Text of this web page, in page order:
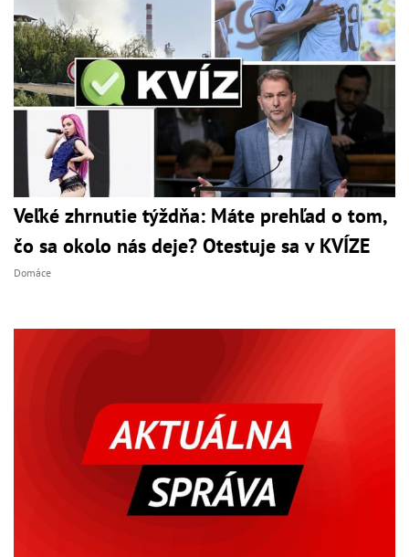
Veľké zhrnutie týždňa: Máte prehľad o tom,
čo sa okolo nás deje? Otestuje sa v KVÍZE
Domáce